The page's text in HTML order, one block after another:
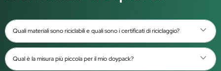
Quali materiali sono riciclabili e quali sono i certificati di riciclaggio?
Qual è la misura più piccola per il mio doypack?